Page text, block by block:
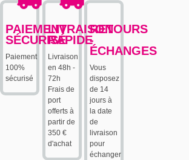
PAIEMENT
SÉCURISÉ
Paiement
100%
sécurisé
LIVRAISON
RAPIDE
Livraison
en 48h -
72h
Frais de
port
offerts à
partir de
350 €
d'achat
RETOURS
-
ÉCHANGES
Vous
disposez
de 14
jours à
la date
de
livraison
pour
échanger